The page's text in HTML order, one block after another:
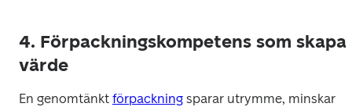
4. Förpackningskompetens som
värde
En genomtänkt förpackning sparar utrymme, minskar